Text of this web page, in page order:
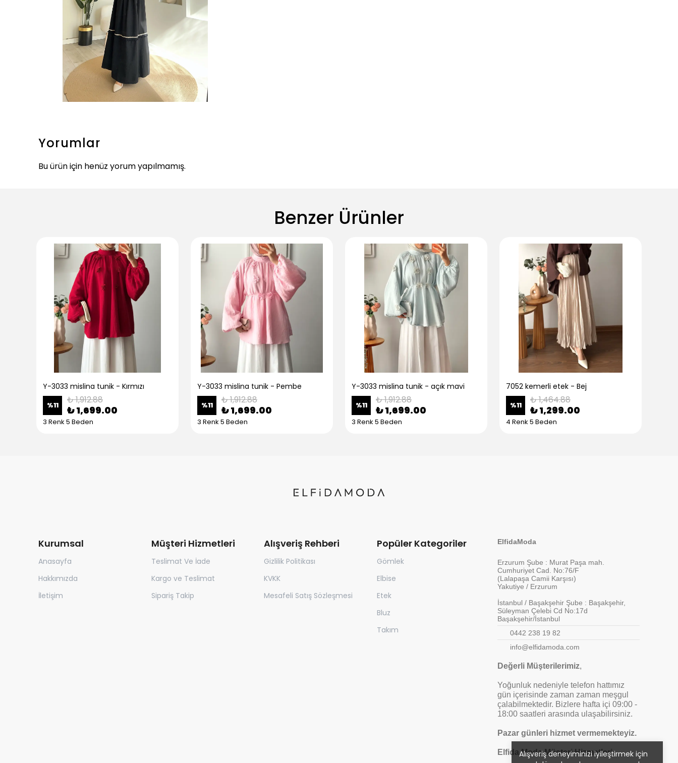
Alışveriş deneyiminizi iyileştirmek için
Yorumlar
Bu ürün için henüz yorum yapılmamış.
Benzer Ürünler
Y-3033 mislina tunik - Kırmızı
%11 ₺ 1,912.88
₺ 1,699.00
3 Renk 5 Beden
Y-3033 mislina tunik - Pembe
%11 ₺ 1,912.88
₺ 1,699.00
3 Renk 5 Beden
Y-3033 mislina tunik - açık mavi
%11 ₺ 1,912.88
₺ 1,699.00
3 Renk 5 Beden
7052 kemerli etek - Bej
%11 ₺ 1,464.88
₺ 1,299.00
4 Renk 5 Beden
Kurumsal
Anasayfa
Hakkımızda
İletişim
Müşteri Hizmetleri
Teslimat Ve İade
Kargo ve Teslimat
Sipariş Takip
Alışveriş Rehberi
Gizlilik Politikası
KVKK
Mesafeli Satış Sözleşmesi
Popüler Kategoriler
Gömlek
Elbise
Etek
Bluz
Takım
ElfidaModa
Erzurum Şube : Murat Paşa mah.
Cumhuriyet Cad. No:76/F
(Lalapaşa Camii Karşısı)
Yakutiye / Erzurum
İstanbul / Başakşehir Şube : Başakşehir,
Süleyman Çelebi Cd No:17d
Başakşehir/İstanbul
0442 238 19 82
info@elfidamoda.com
Değerli Müşterilerimiz,
Yoğunluk nedeniyle telefon hattımız
gün içerisinde zaman zaman meşgul
çalabilmektedir. Bizlere hafta içi 09:00 -
18:00 saatleri arasında ulaşabilirsiniz.
Pazar günleri hizmet vermemekteyiz.
Elfida Moda Müşteri Hizmetleri